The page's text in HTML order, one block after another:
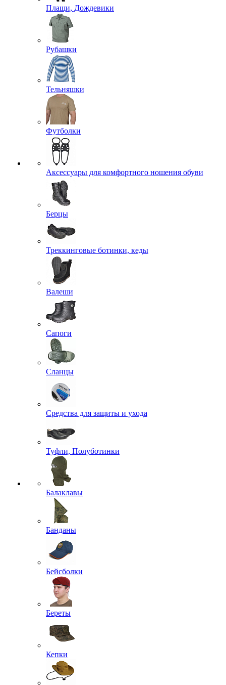
Плащи, Дождевики
Рубашки
Тельняшки
Футболки
Аксессуары для комфортного ношения обуви
Берцы
Треккинговые ботинки, кеды
Валеши
Сапоги
Сланцы
Средства для защиты и ухода
Туфли, Полуботинки
Балаклавы
Банданы
Бейсболки
Береты
Кепки